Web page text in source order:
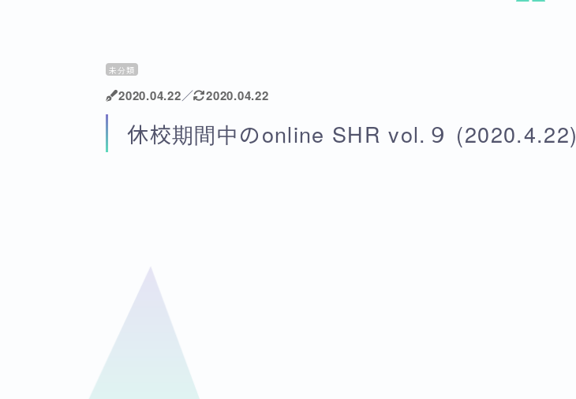
未分類
2020.04.22／ 2020.04.22
休校期間中のonline SHR vol.９ (2020.4.22)